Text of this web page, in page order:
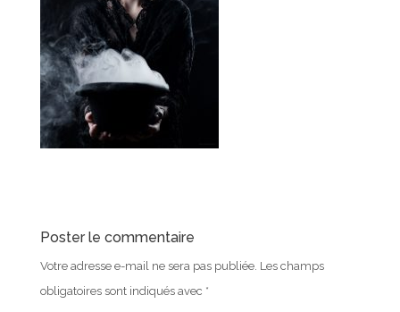
Poster le commentaire
Votre adresse e-mail ne sera pas publiée. Les champs
obligatoires sont indiqués avec *